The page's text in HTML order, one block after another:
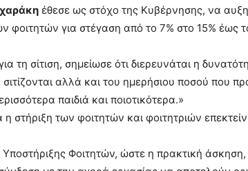
έθεσε ως στόχο της Κυβέρνησης, να
φοιτητών για στέγαση από το 7% στο 15% έως
τη σίτιση, σημείωσε ότι διερευνάται η
αλλά και του ημερήσιου ποσού που
παιδιά και ποιοτικότερα.»
στήριξη των φοιτητών και φοιτητριών
Φοιτητών, ώστε η πρακτική άσκηση,